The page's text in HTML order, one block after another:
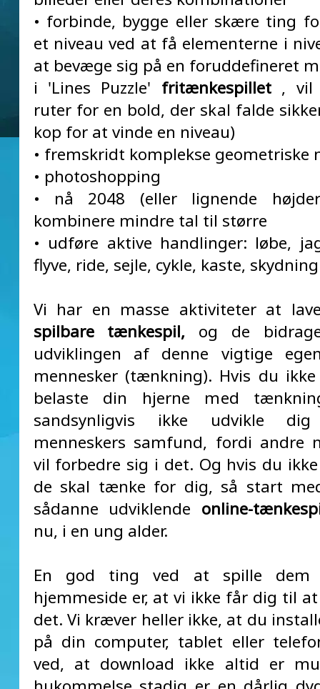
• forbinde, bygge eller skære ting
et niveau ved at få elementerne i
at bevæge sig på en foruddefineret
i 'Lines Puzzle' fritænkespillet, vil
ruter for en bold, der skal falde
kop for at vinde en niveau)
• fremskridt komplekse geometriske
• photoshopping
• nå 2048 (eller lignende
kombinere mindre tal til større
• udføre aktive handlinger: løbe,
flyve, ride, sejle, cykle, kaste,
Vi har en masse aktiviteter at
spilbare tænkespil, og de
udviklingen af denne vigtige
mennesker (tænkning). Hvis du
belaste din hjerne med
sandsynligvis ikke udvikle
menneskers samfund, fordi andre
vil forbedre sig i det. Og hvis du
de skal tænke for dig, så start
sådanne udviklende online-
nu, i en ung alder.
En god ting ved at spille dem
hjemmeside er, at vi ikke får dig til
det. Vi kræver heller ikke, at du
på din computer, tablet eller
ved, at download ikke altid er